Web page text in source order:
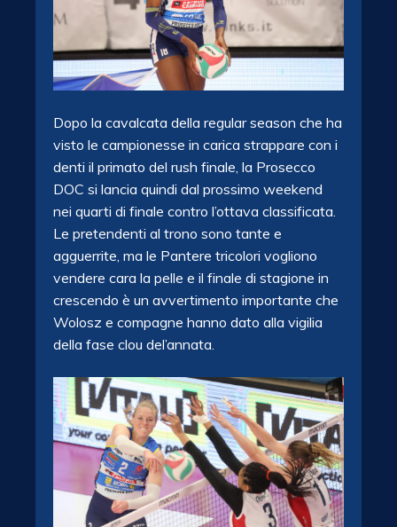
Dopo la cavalcata della regular season che ha
visto le campionesse in carica strappare con i
denti il primato del rush finale, la Prosecco
DOC si lancia quindi dal prossimo weekend
nei quarti di finale contro l’ottava classificata.
Le pretendenti al trono sono tante e
agguerrite, ma le Pantere tricolori vogliono
vendere cara la pelle e il finale di stagione in
crescendo è un avvertimento importante che
Wolosz e compagne hanno dato alla vigilia
della fase clou del’annata.